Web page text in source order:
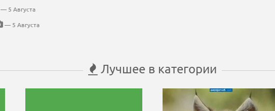
— 5 Августа
— 5 Августа
Лучшее в категории